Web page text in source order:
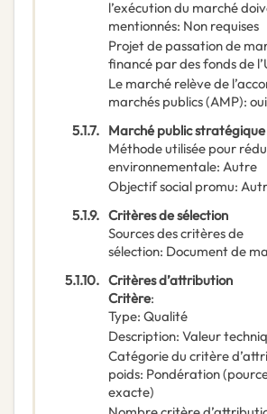
l’exécution du marché
mentionnés: Non requises
Projet de passation de
financé par des fonds de
Le marché relève de
marchés publics (AMP): oui
5.1.7. Marché public stratégique
Méthode utilisée pour
environnementale: Autre
Objectif social promu:
5.1.9. Critères de sélection
Sources des critères de
sélection: Document de
5.1.10. Critères d’attribution
Critère:
Type: Qualité
Description: Valeur
Catégorie du critère
poids: Pondération
exacte)